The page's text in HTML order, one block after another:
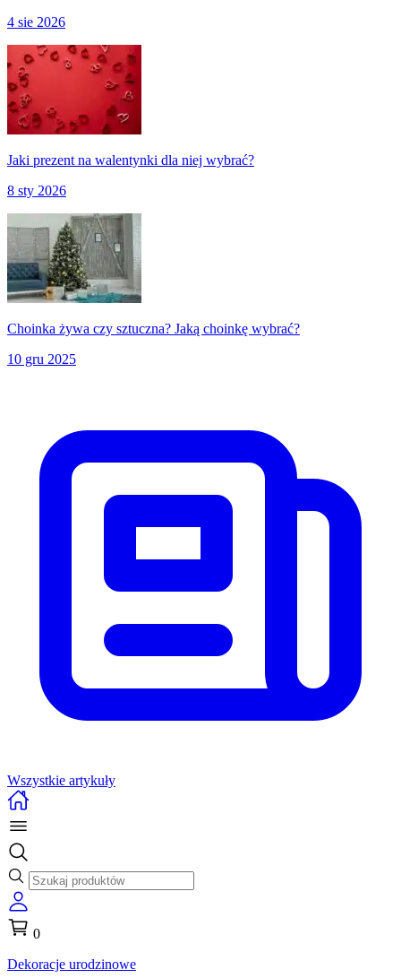
4 sie 2026
Jaki prezent na walentynki dla niej wybrać?
8 sty 2026
Choinka żywa czy sztuczna? Jaką choinkę wybrać?
10 gru 2025
Wszystkie artykuły
0
Dekoracje urodzinowe